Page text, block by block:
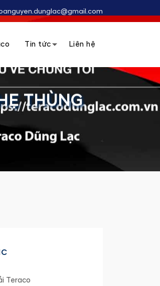
Tin tức Liên hệ
THÙNG
Teraco